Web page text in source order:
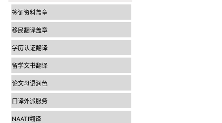
签证资料盖章
移民翻译盖章
学历认证翻译
留学文书翻译
论文母语润色
口译外派服务
NAATI翻译